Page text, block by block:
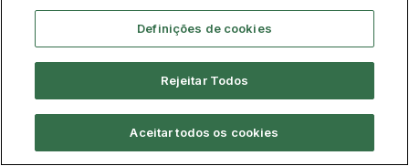
Definições de cookies
Rejeitar Todos
Aceitar todos os cookies